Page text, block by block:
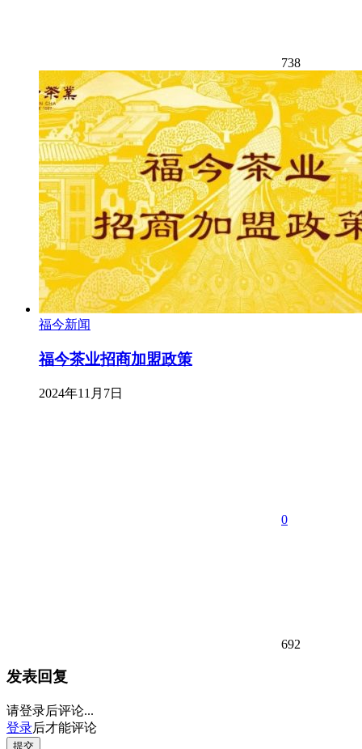
738
福今新闻
福今茶业招商加盟政策
2024年11月7日
0
692
发表回复
请登录后评论...
登录后才能评论
提交